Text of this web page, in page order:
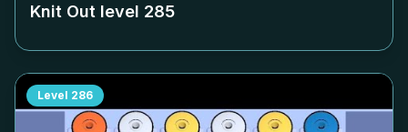
Knit Out level 285
Level 286